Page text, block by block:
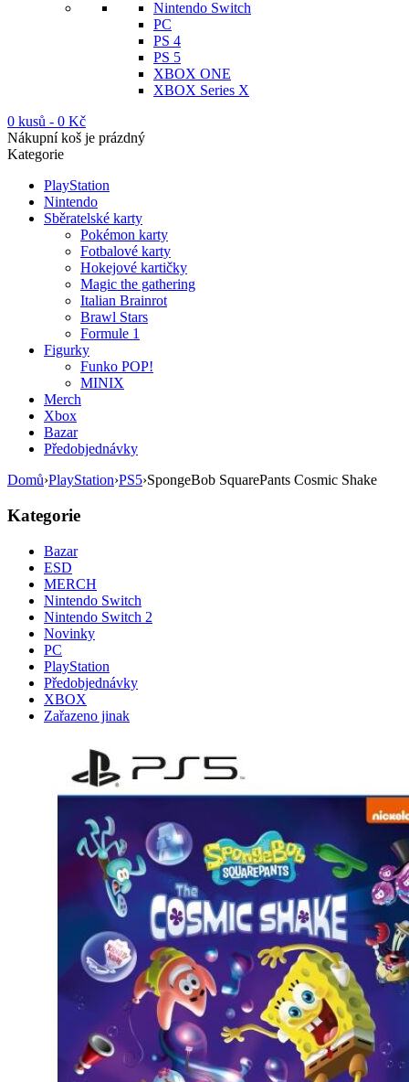
Nintendo Switch
PC
PS 4
PS 5
XBOX ONE
XBOX Series X
0 kusů - 0 Kč
Nákupní koš je prázdný
Kategorie
PlayStation
Nintendo
Sběratelské karty
Pokémon karty
Fotbalové karty
Hokejové kartičky
Magic the gathering
Italian Brainrot
Brawl Stars
Formule 1
Figurky
Funko POP!
MINIX
Merch
Xbox
Bazar
Předobjednávky
Domů›PlayStation›PS5›SpongeBob SquarePants Cosmic Shake
Kategorie
Bazar
ESD
MERCH
Nintendo Switch
Nintendo Switch 2
Novinky
PC
PlayStation
Předobjednávky
XBOX
Zařazeno jinak